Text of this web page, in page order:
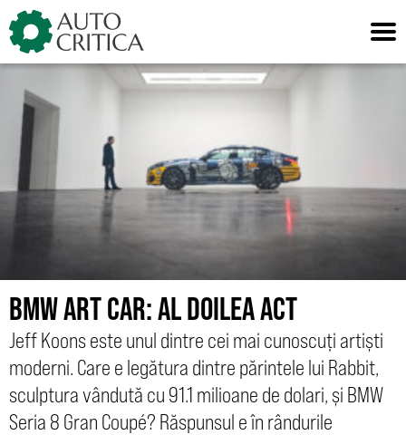
Skip
to
content
BMW ART CAR: AL DOILEA ACT
Jeff Koons este unul dintre cei mai cunoscuți artiști
moderni. Care e legătura dintre părintele lui Rabbit,
sculptura vândută cu 91.1 milioane de dolari, și BMW
Seria 8 Gran Coupé? Răspunsul e în rândurile